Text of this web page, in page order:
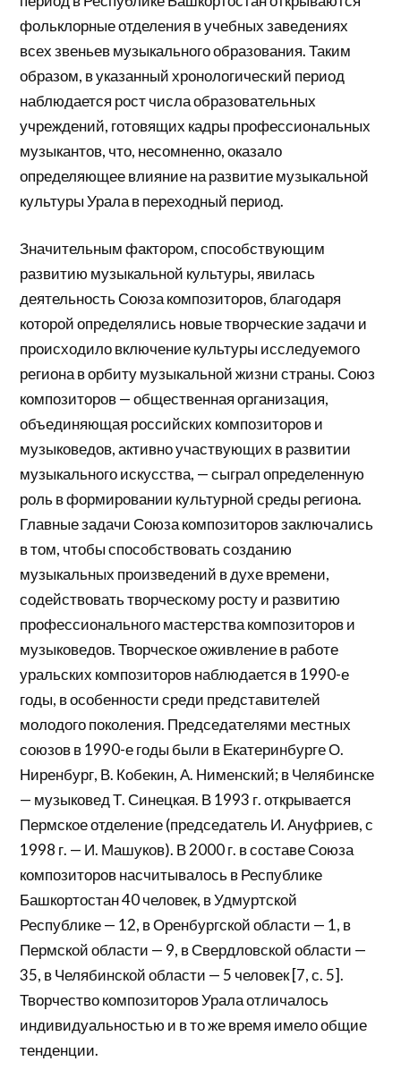
фольклорные отделения в учебных заведениях
всех звеньев музыкального образования. Таким
образом, в указанный хронологический период
наблюдается рост числа образовательных
учреждений, готовящих кадры профессиональных
музыкантов, что, несомненно, оказало
определяющее влияние на развитие музыкальной
культуры Урала в переходный период.
Значительным фактором, способствующим
развитию музыкальной культуры, явилась
деятельность Союза композиторов, благодаря
которой определялись новые творческие задачи и
происходило включение культуры исследуемого
региона в орбиту музыкальной жизни страны. Союз
композиторов — общественная организация,
объединяющая российских композиторов и
музыковедов, активно участвующих в развитии
музыкального искусства, — сыграл определенную
роль в формировании культурной среды региона.
Главные задачи Союза композиторов заключались
в том, чтобы способствовать созданию
музыкальных произведений в духе времени,
содействовать творческому росту и развитию
профессионального мастерства композиторов и
музыковедов. Творческое оживление в работе
уральских композиторов наблюдается в 1990-е
годы, в особенности среди представителей
молодого поколения. Председателями местных
союзов в 1990-е годы были в Екатеринбурге О.
Ниренбург, В. Кобекин, А. Нименский; в Челябинске
— музыковед Т. Синецкая. В 1993 г. открывается
Пермское отделение (председатель И. Ануфриев, с
1998 г. — И. Машуков). В 2000 г. в составе Союза
композиторов насчитывалось в Республике
Башкортостан 40 человек, в Удмуртской
Республике — 12, в Оренбургской области — 1, в
Пермской области — 9, в Свердловской области —
35, в Челябинской области — 5 человек [7, с. 5].
Творчество композиторов Урала отличалось
индивидуальностью и в то же время имело общие
тенденции.